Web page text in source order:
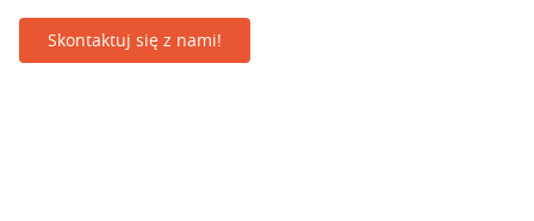
Skontaktuj się z nami!